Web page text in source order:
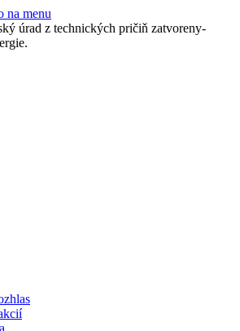
na menu
úrad z technických pričiň zatvoreny-